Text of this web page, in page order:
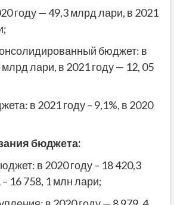
году — 49,3 млрд лари, в 2021
бюджет: в
млрд лари, в 2021 году — 12, 05
в 2021 году – 9,1%, в 2020
бюджета:
в 2020 году – 18 420,3
16 758, 1 млн лари;